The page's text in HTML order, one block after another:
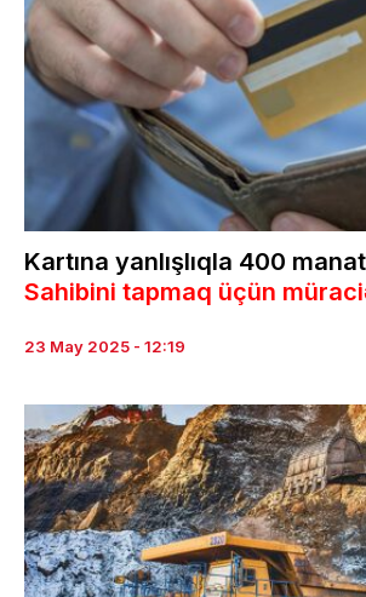
Kartına yanlışlıqla 400
Sahibini tapmaq üçün
23 May 2025 - 12:19